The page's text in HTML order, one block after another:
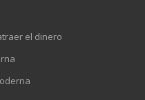
el dinero